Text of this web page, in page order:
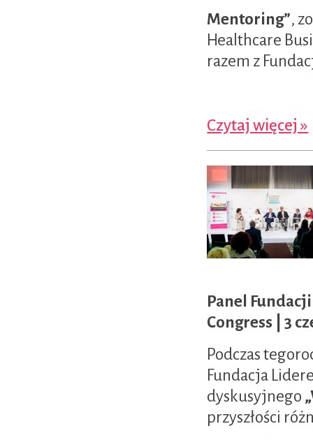
Mentoring”,
Healthcare
razem z
Czytaj więcej »
Panel
Congress | 3
Podczas
Fundacja
dyskusyjnego
przyszłości